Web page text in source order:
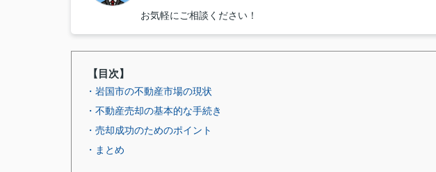
お気軽にご相談ください！
【目次】
・岩国市の不動産市場の現状
・不動産売却の基本的な手続き
・売却成功のためのポイント
・まとめ